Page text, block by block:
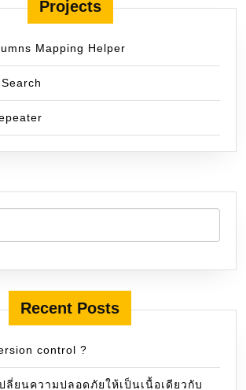
Projects
Mapping Helper
Recent Posts
control ?
ลี่ยนความปลอดภัยให้เป็นเนื้อเดียวกับ